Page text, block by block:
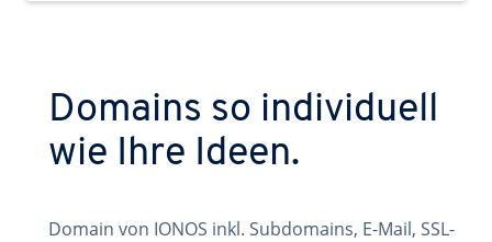
Domains so individuell
wie Ihre Ideen.
Domain von IONOS inkl. Subdomains, E-Mail, SSL-